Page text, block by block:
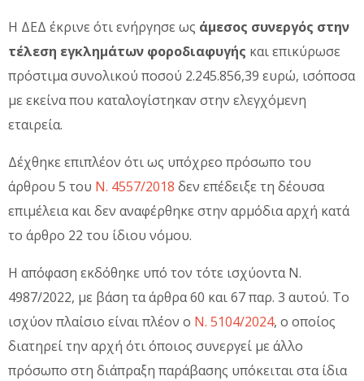
Η ΔΕΔ έκρινε ότι ενήργησε ως άμεσος συνεργός στην
τέλεση εγκλημάτων φοροδιαφυγής και επικύρωσε
πρόστιμα συνολικού ποσού 2.245.856,39 ευρώ, ισόποσα
με εκείνα που καταλογίστηκαν στην ελεγχόμενη
εταιρεία.
Δέχθηκε επιπλέον ότι ως υπόχρεο πρόσωπο του
άρθρου 5 του Ν. 4557/2018 δεν επέδειξε τη δέουσα
επιμέλεια και δεν αναφέρθηκε στην αρμόδια αρχή κατά
το άρθρο 22 του ίδιου νόμου.
Η απόφαση εκδόθηκε υπό τον τότε ισχύοντα Ν.
4987/2022, με βάση τα άρθρα 60 και 67 παρ. 3 αυτού. Το
ισχύον πλαίσιο είναι πλέον ο Ν. 5104/2024, ο οποίος
διατηρεί την αρχή ότι όποιος συνεργεί με άλλο
πρόσωπο στη διάπραξη παράβασης υπόκειται στα ίδια